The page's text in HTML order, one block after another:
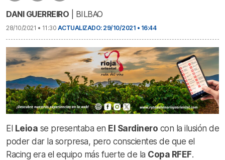
DANI GUERREIRO | BILBAO
28/10/2021 • 11:30 ACTUALIZADO: 29/10/2021 • 16:44
El Leioa se presentaba en El Sardinero con la ilusión de
poder dar la sorpresa, pero conscientes de que el
Racing era el equipo más fuerte de la Copa RFEF.